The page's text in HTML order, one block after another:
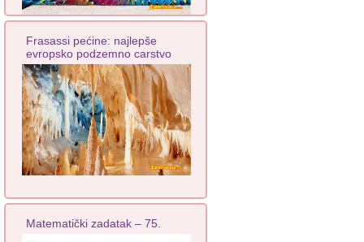
Frasassi pećine: najlepše
evropsko podzemno carstvo
Matematički zadatak – 75.